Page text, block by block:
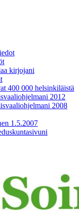
kirjojani
400 000 helsinkiläistä
2012
2008
1.5.2007